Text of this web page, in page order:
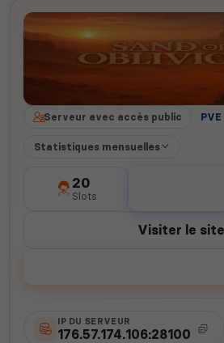
Serveur avec accès public PVE
Statistiques mensuelles
20
Slots
Visiter le site
IP DU SERVEUR
176.57.174.106:28100